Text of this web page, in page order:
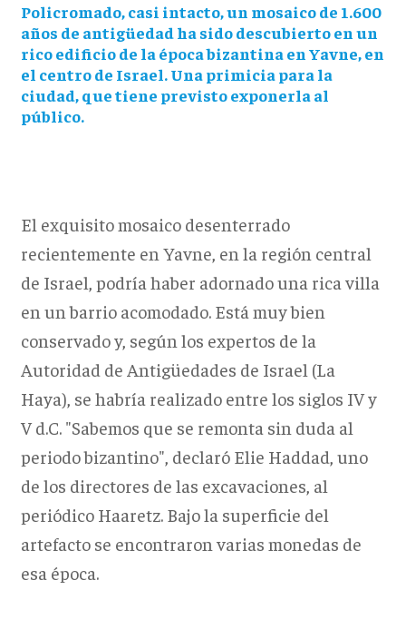
Policromado, casi intacto, un mosaico de 1.600
años de antigüedad ha sido descubierto en un
rico edificio de la época bizantina en Yavne, en
el centro de Israel. Una primicia para la
ciudad, que tiene previsto exponerla al
público.
El exquisito mosaico desenterrado
recientemente en Yavne, en la región central
de Israel, podría haber adornado una rica villa
en un barrio acomodado. Está muy bien
conservado y, según los expertos de la
Autoridad de Antigüedades de Israel (La
Haya), se habría realizado entre los siglos IV y
V d.C. "Sabemos que se remonta sin duda al
periodo bizantino", declaró Elie Haddad, uno
de los directores de las excavaciones, al
periódico Haaretz. Bajo la superficie del
artefacto se encontraron varias monedas de
esa época.